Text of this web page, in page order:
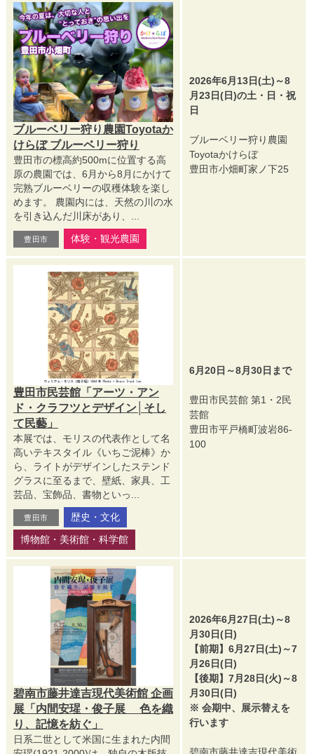
ブルーベリー狩り農園Toyotaか
けらぼ ブルーベリー狩り
豊田市の標高約500mに位置する高
原の農園では、6月から8月にかけて
完熟ブルーベリーの収穫体験を楽し
めます。 農園内には、天然の川の水
を引き込んだ川床があり、...
豊田市 体験・観光農園
2026年6月13日(土)～8
月23日(日)の土・日・祝
日
ブルーベリー狩り農園
Toyotaかけらぼ
豊田市小畑町家ノ下25
豊田市民芸館「アーツ・アン
ド・クラフツとデザイン│そし
て民藝」
本展では、モリスの代表作として名
高いテキスタイル《いちご泥棒》か
ら、ライトがデザインしたステンド
グラスに至るまで、壁紙、家具、工
芸品、宝飾品、書物といっ...
豊田市
歴史・文化
博物館・美術館・科学館
6月20日～8月30日まで
豊田市民芸館 第1・2民
芸館
豊田市平戸橋町波岩86-
100
碧南市藤井達吉現代美術館 企画
展「内間安瑆・俊子展 色を織
り、記憶を紡ぐ」
日系二世として米国に生まれた内間
2026年6月27日(土)～8
月30日(日)
【前期】6月27日(土)～7
月26日(日)
【後期】7月28日(火)～8
月30日(日)
※ 会期中、展示替えを
行います